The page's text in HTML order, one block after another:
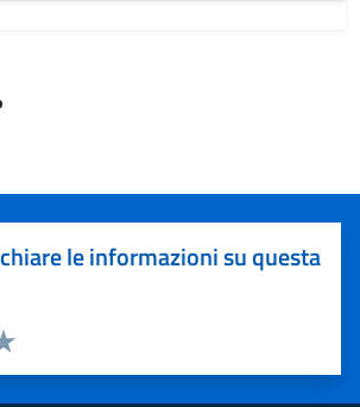
le informazioni su questa
5 stelle su 5
4 stelle su 5
su 5
su 5
5